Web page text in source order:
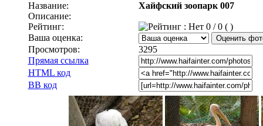
Название:
Хайфский зоопарк 007
Описание:
Рейтинг:
0 / 0 ( )
Ваша оценка:
Просмотров:
3295
Прямая ссылка
HTML код
BB код